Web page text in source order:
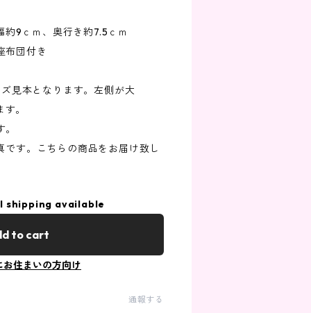
約9ｃｍ、奥行き約7.5ｃｍ
布団付き
見本となります。左側が大
。
です。こちらの商品をお届け致し
shipping available
to cart
お住まいの方向け
通報する